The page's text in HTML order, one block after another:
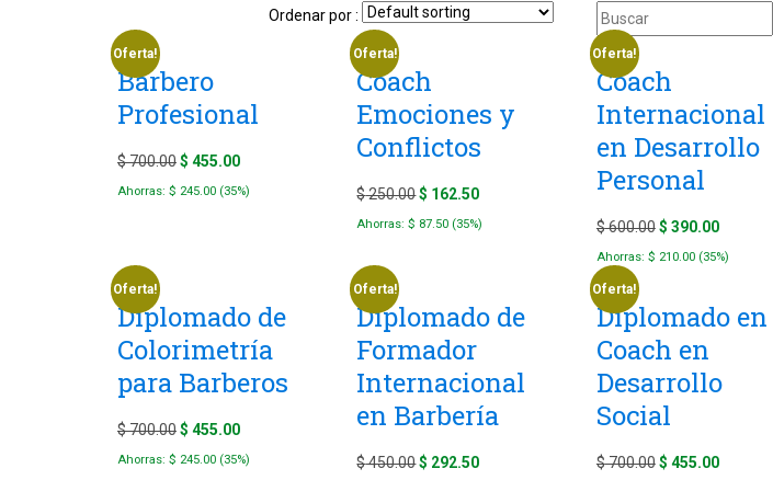
Ordenar por :
Oferta!
Barbero
Profesional
$700.00Original
price
$ 455.00Current
price
Ahorras: $ 245.00 (35%)
Oferta!
Coach
Emociones y
Conflictos
$250.00Original
price
$ 162.50Current
price
Ahorras: $ 87.50 (35%)
Oferta!
Coach
Internacional
en Desarrollo
Personal
$600.00Original
price
$ 600.00.
$ 390.00Current
price
$ 390.00.
Ahorras: $ 210.00 (35%)
Oferta!
Diplomado de
Colorimetría
para Barberos
$700.00Original
price
$ 455.00Current
price
Ahorras: $ 245.00 (35%)
Oferta!
Diplomado de
Formador
Internacional
en Barbería
$450.00Original
$ 292.50Current
Oferta!
Diplomado en
Coach en
Desarrollo
Social
$700.00Original
$ 455.00Current